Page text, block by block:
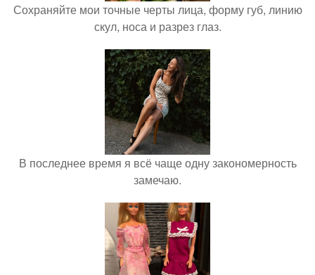
Сохраняйте мои точные черты лица, форму губ, линию
скул, носа и разрез глаз.
В последнее время я всё чаще одну закономерность
замечаю.